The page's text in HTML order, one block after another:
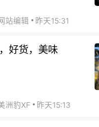
站编辑 昨天15:31
好货，美味
洲豹XF 昨天15:13